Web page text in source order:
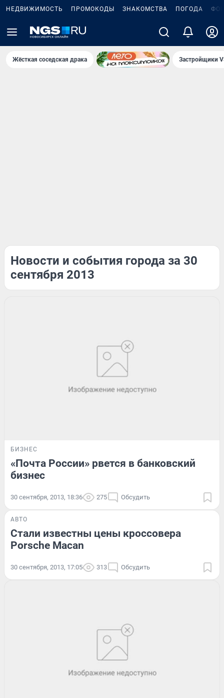
НЕДВИЖИМОСТЬ ПРОМОКОДЫ ЗНАКОМСТВА ПОГОДА
Жёсткая соседская драка Застройщики
Новости и события города за 30
сентября 2013
БИЗНЕС
«Почта России» рвется в банковский
бизнес
30 сентября, 2013, 18:36 275 Обсудить
АВТО
Стали известны цены кроссовера
Porsche Macan
30 сентября, 2013, 17:05 313 Обсудить